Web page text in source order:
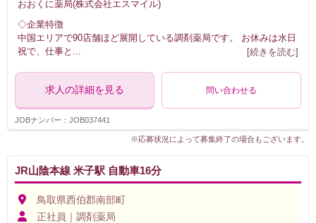
おおくに薬局(株式会社エスマイル)
◇企業特徴
中国エリアで90店舗ほど展開している調剤薬局です。 お休みは水日
祝で、仕事と ... [続きを読む]
求人の詳細を見る 問い合わせる
JOBナンバー：JOB037441
※応募状況によって募集終了の場合もございます。
JR山陰本線 米子駅 自動車16分
鳥取県西伯郡南部町
正社員｜調剤薬局